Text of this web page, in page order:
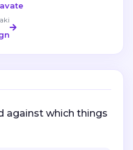
against which things